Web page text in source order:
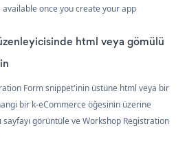
available once you create your app
html veya gömülü
Form snippet'inin üstüne html veya bir
bir k-eCommerce öğesinin üzerine
sayfayı görüntüle ve Workshop Registration